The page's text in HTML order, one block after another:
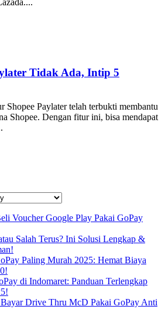
Tidak Ada, Intip 5
Shopee Paylater telah terbukti membantu
Shopee. Dengan fitur ini, bisa mendapat
Voucher Google Play Pakai GoPay
Salah Terus? Ini Solusi Lengkap &
Paling Murah 2025: Hemat Biaya
di Indomaret: Panduan Terlengkap
Drive Thru McD Pakai GoPay Anti